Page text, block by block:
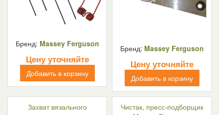
Бренд: Massey Ferguson
Цену уточняйте
Добавить в корзину
Бренд: Massey Ferguson
Цену уточняйте
Добавить в корзину
Захват вязального
Чистак, пресс-подборщик